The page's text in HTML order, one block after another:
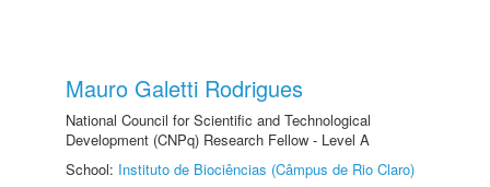
Mauro Galetti Rodrigues
National Council for Scientific and Technological
Development (CNPq) Research Fellow - Level A
School: Instituto de Biociências (Câmpus de Rio Claro)